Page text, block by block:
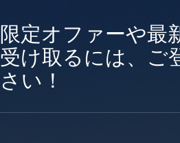
限定オファーや最
受け取るには、ご
さい！